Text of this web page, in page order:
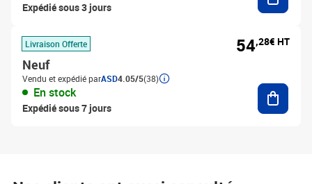
Expédié sous 3 jours
Livraison Offerte
Neuf
Vendu et expédié parASD4.05/5(38)
En stock
Expédié sous 7 jours
54,28€ HT